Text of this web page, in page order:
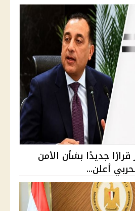
جديدًا بشأن الأمن
أعلن...